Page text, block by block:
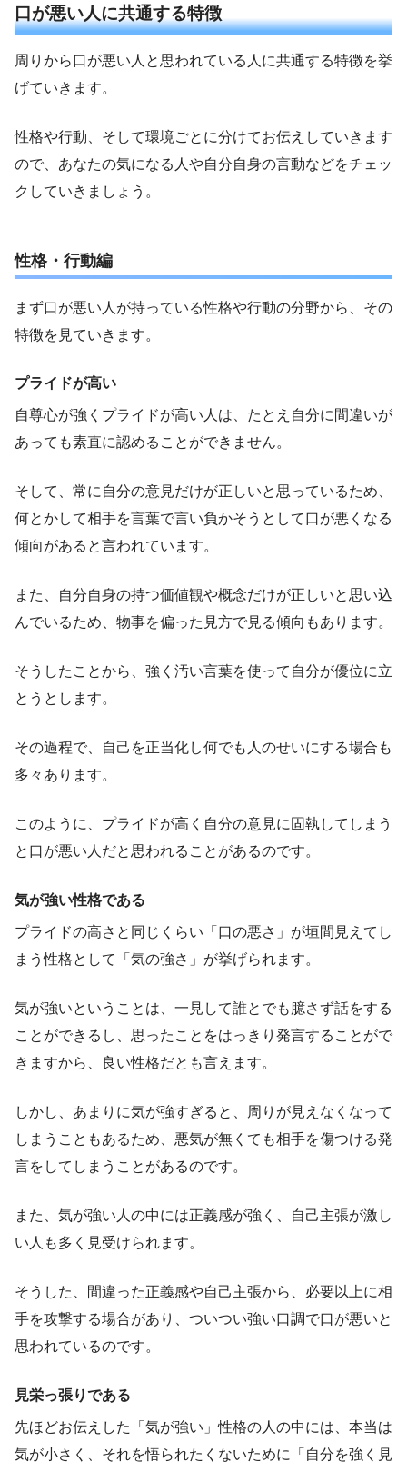
口が悪い人に共通する特徴
周りから口が悪い人と思われている人に共通する特徴を挙
げていきます。
性格や行動、そして環境ごとに分けてお伝えしていきます
ので、あなたの気になる人や自分自身の言動などをチェッ
クしていきましょう。
性格・行動編
まず口が悪い人が持っている性格や行動の分野から、その
特徴を見ていきます。
プライドが高い
自尊心が強くプライドが高い人は、たとえ自分に間違いが
あっても素直に認めることができません。
そして、常に自分の意見だけが正しいと思っているため、
何とかして相手を言葉で言い負かそうとして口が悪くなる
傾向があると言われています。
また、自分自身の持つ価値観や概念だけが正しいと思い込
んでいるため、物事を偏った見方で見る傾向もあります。
そうしたことから、強く汚い言葉を使って自分が優位に立
とうとします。
その過程で、自己を正当化し何でも人のせいにする場合も
多々あります。
このように、プライドが高く自分の意見に固執してしまう
と口が悪い人だと思われることがあるのです。
気が強い性格である
プライドの高さと同じくらい「口の悪さ」が垣間見えてし
まう性格として「気の強さ」が挙げられます。
気が強いということは、一見して誰とでも臆さず話をする
ことができるし、思ったことをはっきり発言することがで
きますから、良い性格だとも言えます。
しかし、あまりに気が強すぎると、周りが見えなくなって
しまうこともあるため、悪気が無くても相手を傷つける発
言をしてしまうことがあるのです。
また、気が強い人の中には正義感が強く、自己主張が激し
い人も多く見受けられます。
そうした、間違った正義感や自己主張から、必要以上に相
手を攻撃する場合があり、ついつい強い口調で口が悪いと
思われているのです。
見栄っ張りである
先ほどお伝えした「気が強い」性格の人の中には、本当は
気が小さく、それを悟られたくないために「自分を強く見